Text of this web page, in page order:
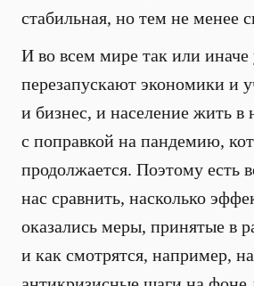
стабильная, но тем не менее
И во всем мире так или
перезапускают экономики и
и бизнес, и население жить в
с поправкой на пандемию,
продолжается. Поэтому есть
нас сравнить, насколько
оказались меры, принятые в
и как смотрятся, например,